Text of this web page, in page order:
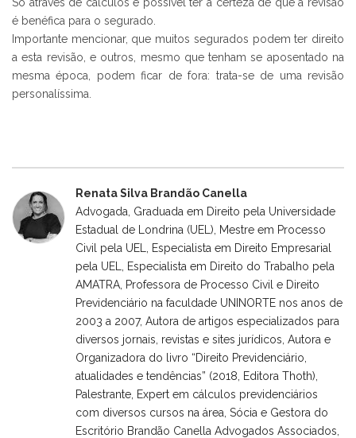
é benéfica para o segurado.
Importante mencionar, que muitos segurados podem ter direito
a esta revisão, e outros, mesmo que tenham se aposentado na
mesma época, podem ficar de fora: trata-se de uma revisão
personalíssima.
Renata Silva Brandão Canella
Advogada, Graduada em Direito pela Universidade
Estadual de Londrina (UEL), Mestre em Processo
Civil pela UEL, Especialista em Direito Empresarial
pela UEL, Especialista em Direito do Trabalho pela
AMATRA, Professora de Processo Civil e Direito
Previdenciário na faculdade UNINORTE nos anos de
2003 a 2007, Autora de artigos especializados para
diversos jornais, revistas e sites jurídicos, Autora e
Organizadora do livro “Direito Previdenciário,
atualidades e tendências” (2018, Editora Thoth),
Palestrante, Expert em cálculos previdenciários
com diversos cursos na área, Sócia e Gestora do
Escritório Brandão Canella Advogados Associados,